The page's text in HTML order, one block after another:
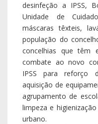
desinfeção a IPSS,
Unidade de
máscaras têxteis,
população do
concelhias que têm
combate ao novo
IPSS para reforço
aquisição de
agrupamento de
limpeza e
urbano.